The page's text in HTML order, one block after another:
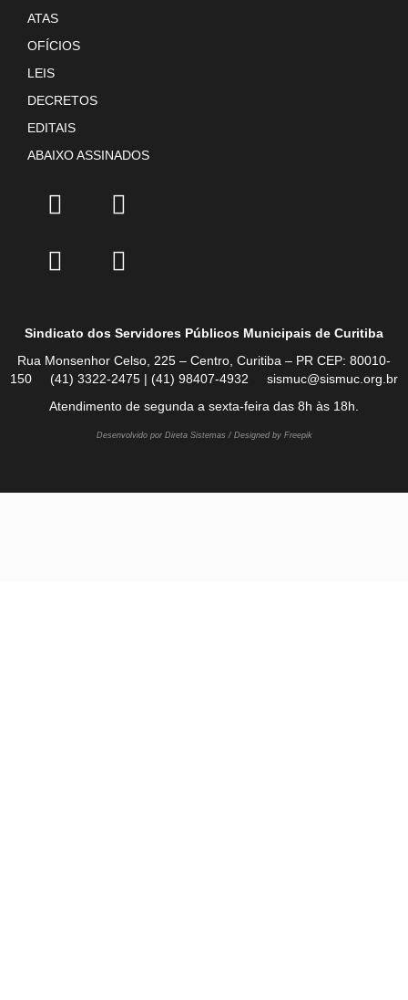
ATAS
OFÍCIOS
LEIS
DECRETOS
EDITAIS
ABAIXO ASSINADOS
Sindicato dos Servidores Públicos Municipais de Curitiba
Rua Monsenhor Celso, 225 – Centro, Curitiba – PR CEP: 80010-
150 (41) 3322-2475 | (41) 98407-4932 sismuc@sismuc.org.br
Atendimento de segunda a sexta-feira das 8h às 18h.
Desenvolvido por Direta Sistemas / Designed by Freepik